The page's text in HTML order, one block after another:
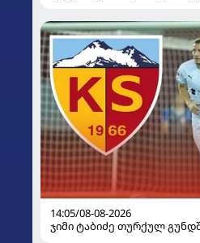
14:05/08-08-2026
ჯიმი ტაბიძე თურქულ